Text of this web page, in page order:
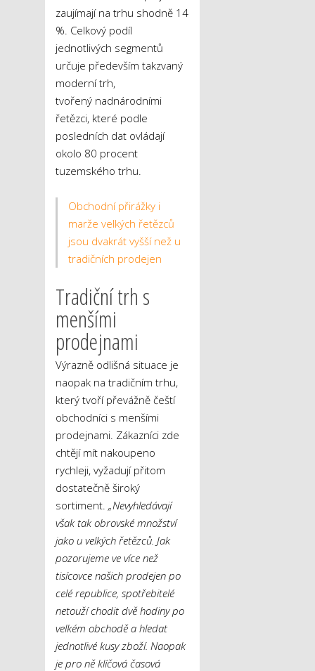
zaujímají na trhu shodně 14
%. Celkový podíl
jednotlivých segmentů
určuje především takzvaný
moderní trh,
tvořený nadnárodními
řetězci, které podle
posledních dat ovládají
okolo 80 procent
tuzemského trhu.
Obchodní přirážky i
marže velkých řetězců
jsou dvakrát vyšší než u
tradičních prodejen
Tradiční trh s
menšími
prodejnami
Výrazně odlišná situace je
naopak na tradičním trhu,
který tvoří převážně čeští
obchodníci s menšími
prodejnami. Zákazníci zde
chtějí mít nakoupeno
rychleji, vyžadují přitom
dostatečně široký
sortiment. „Nevyhledávají
však tak obrovské množství
jako u velkých řetězců. Jak
pozorujeme ve více než
tisícovce našich prodejen po
celé republice, spotřebitelé
netouží chodit dvě hodiny po
velkém obchodě a hledat
jednotlivé kusy zboží. Naopak
je pro ně klíčová časová